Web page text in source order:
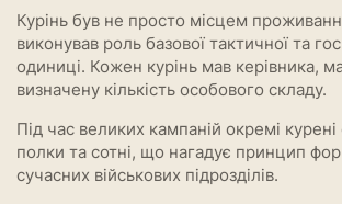
Курінь був не просто місцем
виконував роль базової тактичної та
одиниці. Кожен курінь мав керівника,
визначену кількість особового складу.
Під час великих кампаній окремі курені
полки та сотні, що нагадує принцип
сучасних військових підрозділів.